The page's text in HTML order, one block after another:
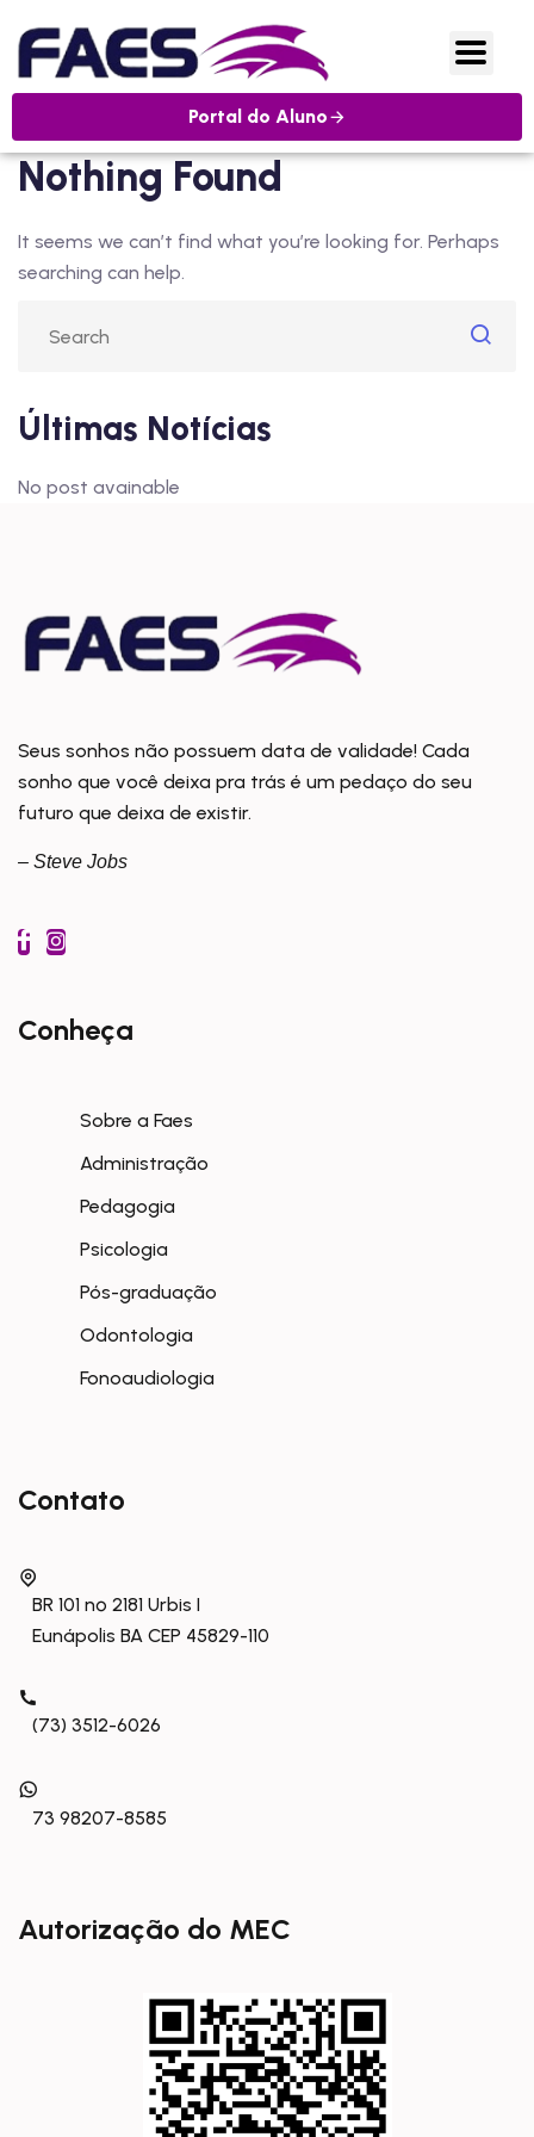
Portal do Aluno
Nothing Found
It seems we can’t find what you’re looking for. Perhaps
searching can help.
Últimas Notícias
No post avainable
Seus sonhos não possuem data de validade! Cada
sonho que você deixa pra trás é um pedaço do seu
futuro que deixa de existir.
– Steve Jobs
Conheça
Sobre a Faes
Administração
Pedagogia
Psicologia
Pós-graduação
Odontologia
Fonoaudiologia
Contato
BR 101 nº 2181 Urbis I
Eunápolis BA CEP 45829-110
(73) 3512-6026
73 98207-8585
Autorização do MEC